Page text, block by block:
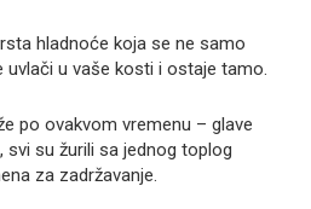
hladnoće koja se ne samo
uvlači u vaše kosti i ostaje tamo.
po ovakvom vremenu – glave
svi su žurili sa jednog toplog
za zadržavanje.